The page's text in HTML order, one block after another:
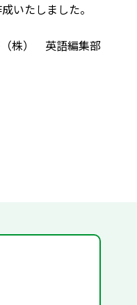
いたしました。
株） 英語編集部